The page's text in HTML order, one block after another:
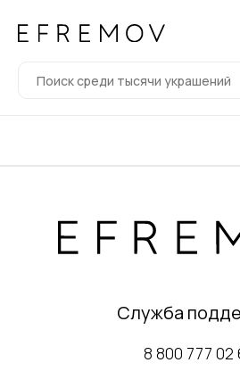
Служба
8 800 777 02